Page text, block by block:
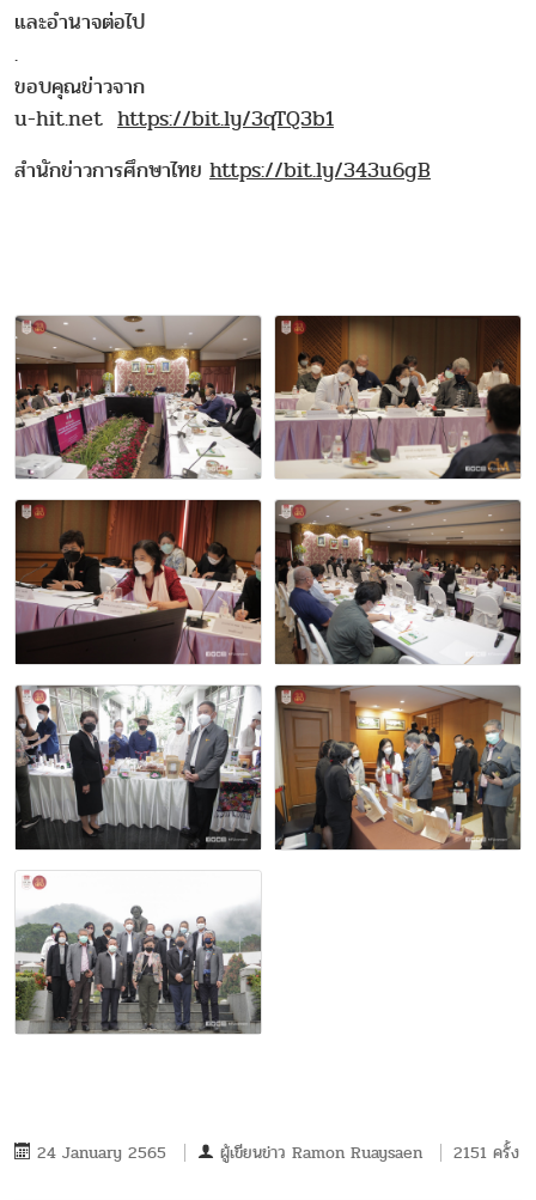
และอำนาจต่อไป
.
ขอบคุณข่าวจาก
u-hit.net https://bit.ly/3qTQ3b1
สำนักข่าวการศึกษาไทย https://bit.ly/343u6gB
24 January 2565 ผู้เขียนข่าว Ramon Ruaysaen 2151 ครั้ง